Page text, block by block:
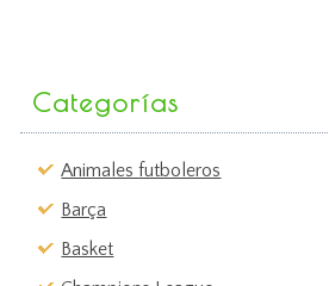
Categorías
Animales futboleros
Barça
Basket